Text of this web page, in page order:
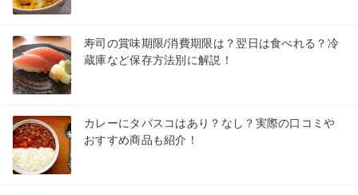
寿司の賞味期限/消費期限は？翌日は食べれる？冷
蔵庫など保存方法別に解説！
カレーにタバスコはあり？なし？実際の口コミや
おすすめ商品も紹介！